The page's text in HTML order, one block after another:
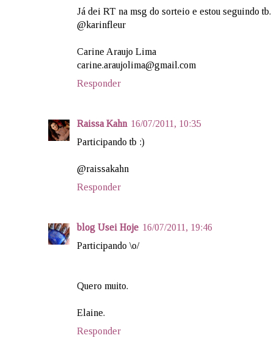
Já dei RT na msg do sorteio e estou seguindo tb.
@karinfleur
Carine Araujo Lima
carine.araujolima@gmail.com
Responder
Raissa Kahn 16/07/2011, 10:35
Participando tb :)
@raissakahn
Responder
blog Usei Hoje 16/07/2011, 19:46
Participando \o/
Quero muito.
Elaine.
Responder